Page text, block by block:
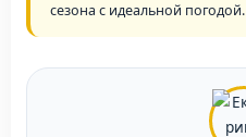
сезона с идеальной погодой.